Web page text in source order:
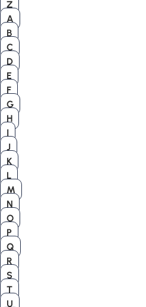
Z
A
B
C
D
E
F
G
H
I
J
K
L
M
N
O
P
Q
R
S
T
U